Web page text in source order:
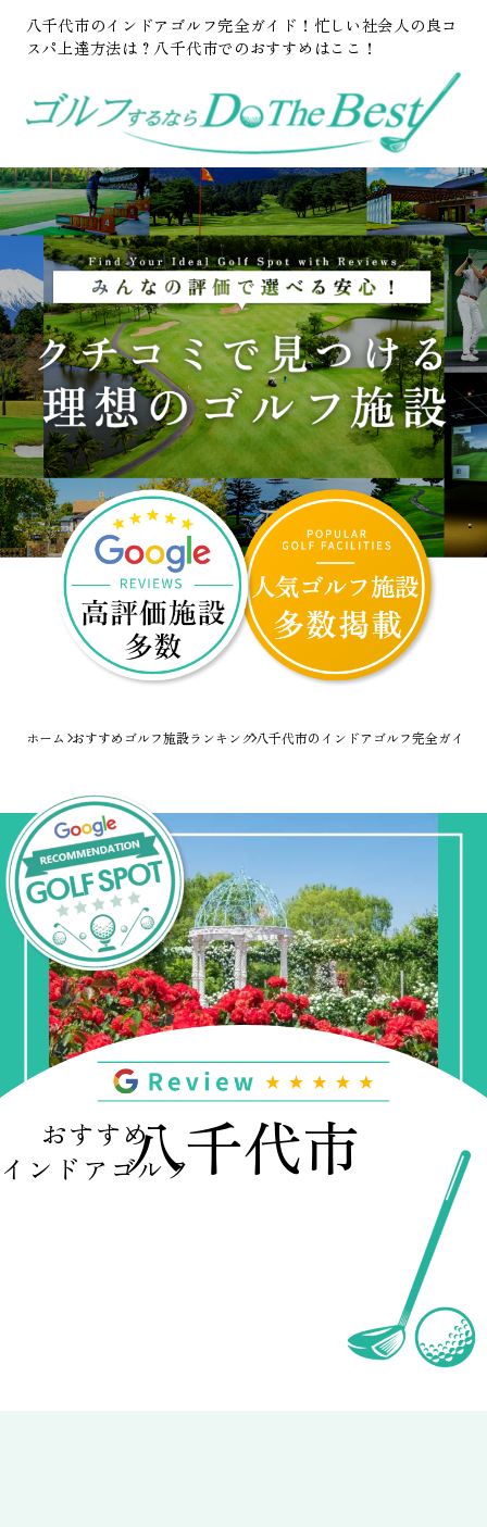
八千代市のインドアゴルフ完全ガイド！忙しい社会人の良コ
スパ上達方法は？八千代市でのおすすめはここ！
ホーム おすすめゴルフ施設ランキング八千代市のインドアゴルフ完全ガイド
八千代市
おすすめ
インドアゴルフ